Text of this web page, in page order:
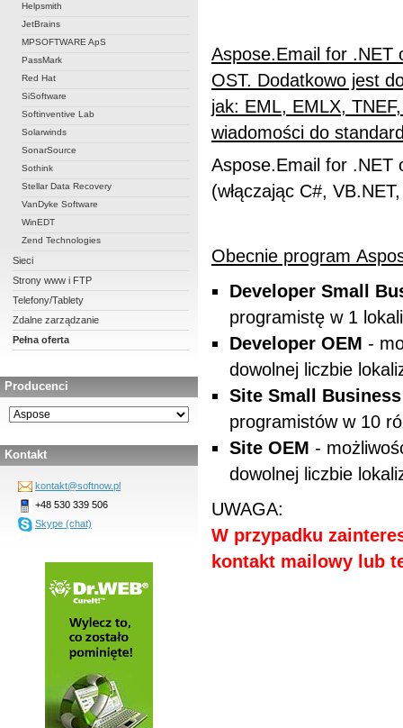
Helpsmith
JetBrains
MPSOFTWARE ApS
PassMark
Red Hat
SiSoftware
Softinventive Lab
Solarwinds
SonarSource
Sothink
Stellar Data Recovery
VanDyke Software
WinEDT
Zend Technologies
Sieci
Strony www i FTP
Telefony/Tablety
Zdalne zarządzanie
Pełna oferta
Producenci
Kontakt
kontakt@softnow.pl
+48 530 339 506
Skype (chat)
Aspose.Email for .NET
OST. Dodatkowo jest
jak: EML, EMLX,
wiadomości do
Aspose.Email for .NET
(włączając C#,
Obecnie program
Developer Small
programistę w 1
Developer OEM -
dowolnej liczbie
Site Small Business
programistów w 10
Site OEM -
dowolnej liczbie
UWAGA:
W przypadku
kontakt mailowy lub